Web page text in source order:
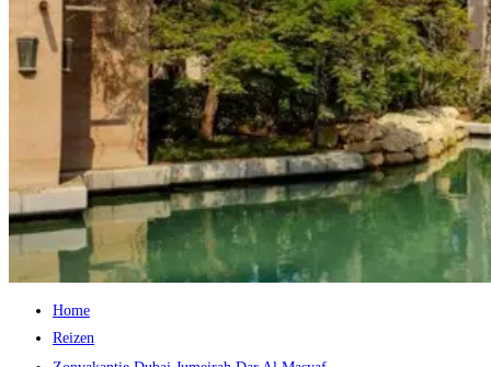
Home
Reizen